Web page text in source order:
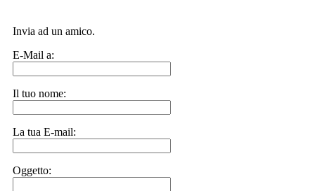
Invia ad un amico.
E-Mail a:
Il tuo nome:
La tua E-mail:
Oggetto: